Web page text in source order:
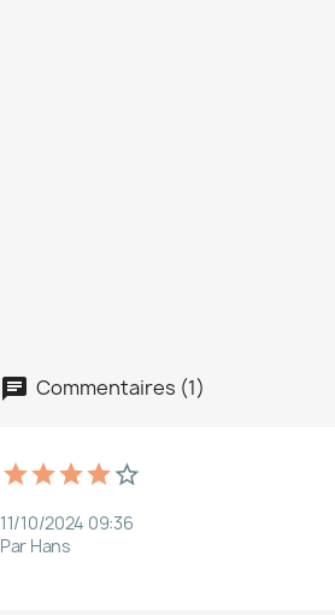
Commentaires (1)
11/10/2024 09:36
Par Hans